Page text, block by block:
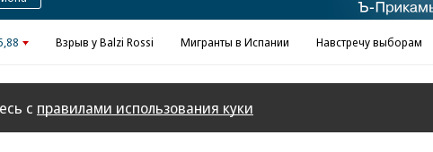
Взрыв у Balzi Rossi Мигранты в Испании Навстречу выборам
с правилами использования куки